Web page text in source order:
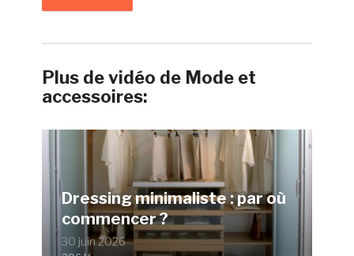
Plus de vidéo de Mode et
accessoires:
Dressing minimaliste : par où
commencer ?
30 juin 2026